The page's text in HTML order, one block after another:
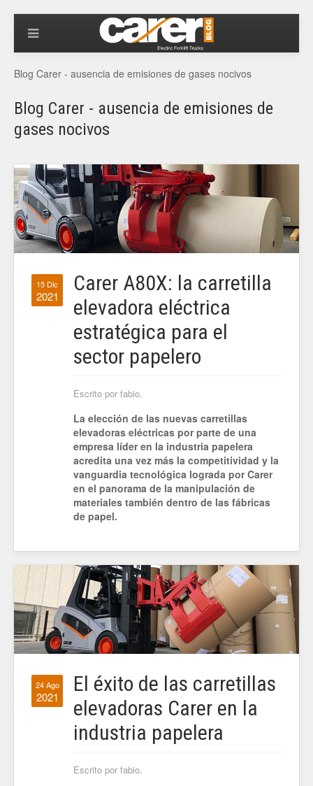
Blog Carer - ausencia de emisiones de gases nocivos
Blog Carer - ausencia de emisiones de
gases nocivos
15 Dic
2021
Carer A80X: la carretilla
elevadora eléctrica
estratégica para el
sector papelero
Escrito por fabio.
La elección de las nuevas carretillas
elevadoras eléctricas por parte de una
empresa líder en la industria papelera
acredita una vez más la competitividad y la
vanguardia tecnológica lograda por Carer
en el panorama de la manipulación de
materiales también dentro de las fábricas
de papel.
24 Ago
2021
El éxito de las carretillas
elevadoras Carer en la
industria papelera
Escrito por fabio.